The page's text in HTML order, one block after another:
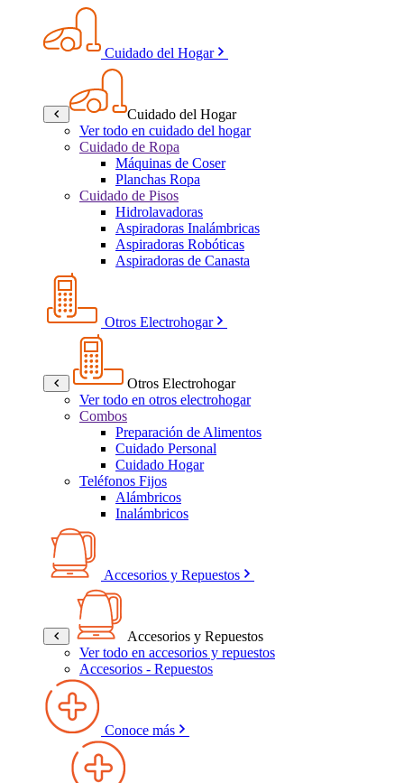
Cuidado del Hogar
Cuidado del Hogar
Ver todo en cuidado del hogar
Cuidado de Ropa
Máquinas de Coser
Planchas Ropa
Cuidado de Pisos
Hidrolavadoras
Aspiradoras Inalámbricas
Aspiradoras Robóticas
Aspiradoras de Canasta
Otros Electrohogar
Otros Electrohogar
Ver todo en otros electrohogar
Combos
Preparación de Alimentos
Cuidado Personal
Cuidado Hogar
Teléfonos Fijos
Alámbricos
Inalámbricos
Accesorios y Repuestos
Accesorios y Repuestos
Ver todo en accesorios y repuestos
Accesorios - Repuestos
Conoce más